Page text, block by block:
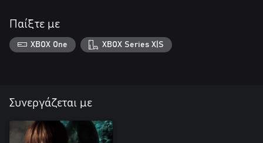
Παίξτε με
XBOX One XBOX Series X|S
Συνεργάζεται με